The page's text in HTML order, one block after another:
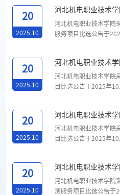
20
2025.10
河北机电职业技术
灯具检测服务项目
河北机电职业技术学院
服务项目比选公告于
告，确定该项目成交供
设工程质量检测有限公
内容有异议,可在公告
20
2025.10
河北机电职业技术
测服务项目比选成
河北机电职业技术学院
目比选公告于2025年
该项目成交供应商信息
有限公司成交金额：
公告期内向采购人提出
20
2025.10
河北机电职业技术
书服务项目比选成
河北机电职业技术学院
目比选公告于2025年
该项目成交供应商信息
科技有限公司成交金额
可在公告期内向采购人
20
2025.10
河北机电职业技术
及水质检测服务项
河北机电职业技术学院
测服务项目比选公告于